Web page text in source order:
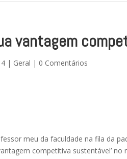
vantagem
| Geral | 0 Comentários
meu da faculdade na fila da
competitiva sustentável’